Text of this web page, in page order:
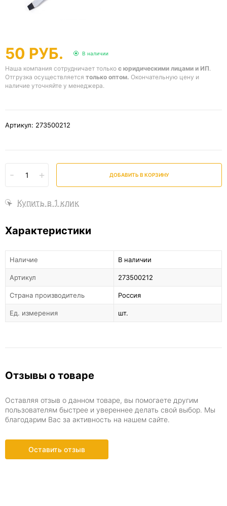
50 РУБ. В наличии
Наша компания сотрудничает только с юридическими лицами и ИП.
Отгрузка осуществляется только оптом. Окончательную цену и
наличие уточняйте у менеджера.
Артикул: 273500212
- + ДОБАВИТЬ В КОРЗИНУ
Купить в 1 клик
Характеристики
Наличие В наличии
Артикул 273500212
Страна производитель Россия
Ед. измерения шт.
Отзывы о товаре
Оставляя отзыв о данном товаре, вы помогаете другим
пользователям быстрее и увереннее делать свой выбор. Мы
благодарим Вас за активность на нашем сайте.
Оставить отзыв